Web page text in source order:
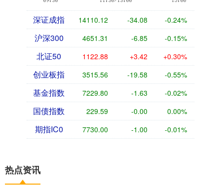
深证成指 14110.12 -34.08 -0.24%
沪深300 4651.31 -6.85 -0.15%
北证50 1122.88 +3.42 +0.30%
创业板指 3515.56 -19.58 -0.55%
基金指数 7229.80 -1.63 -0.02%
国债指数 229.59 -0.00 0.00%
期指IC0 7730.00 -1.00 -0.01%
热点资讯